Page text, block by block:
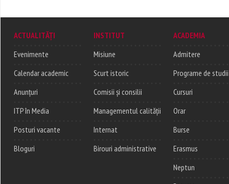
ACTUALITĂȚI
Evenimente
Calendar academic
Anunțuri
ITP în Media
Posturi vacante
Bloguri
INSTITUT
Misiune
Scurt istoric
Comisii și consilii
Managementul calității
Internat
Birouri administrative
ACADEMIA
Admitere
Programe de studii
Cursuri
Orar
Burse
Erasmus
Neptun